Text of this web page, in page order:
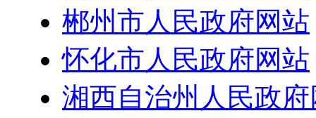
郴州市人民政府网站
怀化市人民政府网站
湘西自治州人民政